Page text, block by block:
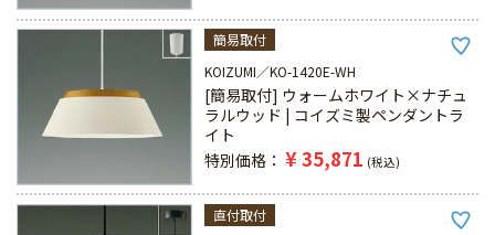
簡易取付
KOIZUMI
KO-1420E-WH
[簡易取付] ウォームホワイト×ナチュ
ラルウッド | コイズミ製ペンダントラ
イト
特別価格
¥35,871 税込
直付取付